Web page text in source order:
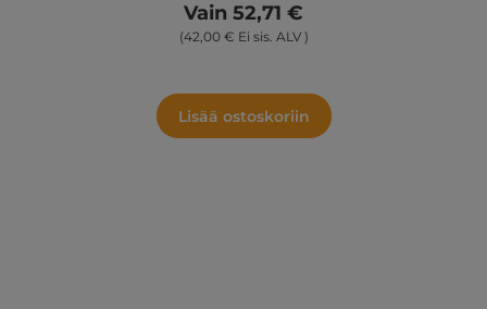
Vain 52,71 €
(42,00 € Ei sis. ALV )
Lisää ostoskoriin